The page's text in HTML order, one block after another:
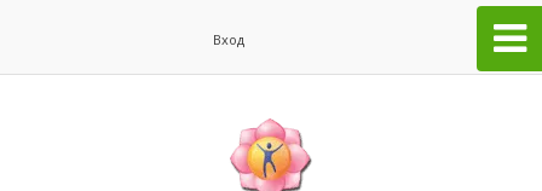
Вход